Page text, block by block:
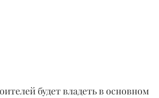
будет владеть в основном